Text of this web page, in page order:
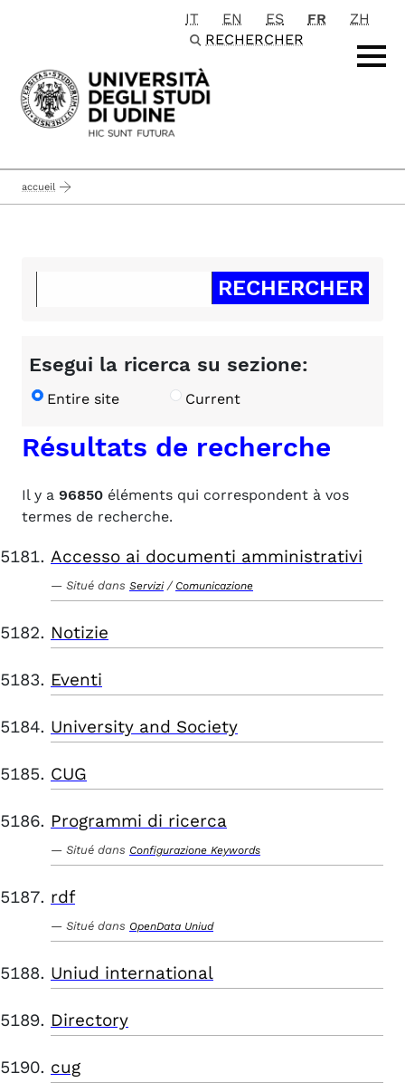
Passa al contenuto principale
IT EN ES FR
ZH
RECHERCHER
accueil
Esegui la ricerca su sezione:
Entire site Current
Résultats de recherche
Il y a 96850 éléments qui correspondent à vos
termes de recherche.
Accesso ai documenti amministrativi
Situé dans Servizi / Comunicazione
Notizie
Eventi
University and Society
CUG
Programmi di ricerca
Situé dans Configurazione Keywords
rdf
Situé dans OpenData Uniud
Uniud international
Directory
cug